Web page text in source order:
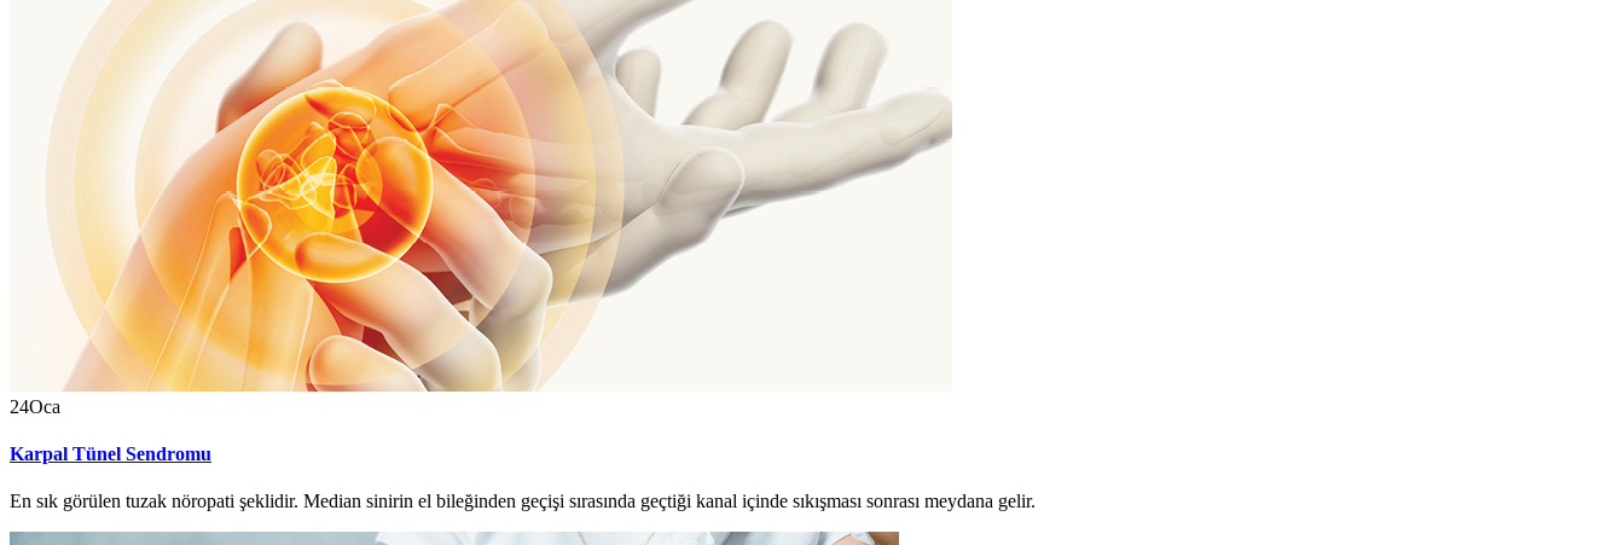
24Oca
Karpal Tünel Sendromu
En sık görülen tuzak nöropati şeklidir. Median sinirin el bileğinden geçişi sırasında geçtiği kanal içinde sıkışması sonrası meydana gelir.